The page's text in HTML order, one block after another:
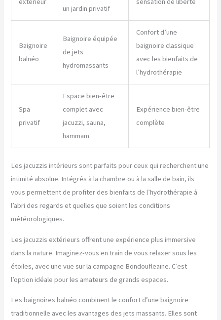
un jardin privatif
Baignoire
balnéo
Baignoire équipée
de jets
hydromassants
Confort d’une
baignoire classique
avec les bienfaits de
l’hydrothérapie
Spa
privatif
Espace bien-être
complet avec
jacuzzi, sauna,
hammam
Expérience bien-être
complète
Les jacuzzis intérieurs sont parfaits pour ceux qui recherchent une
intimité absolue. Intégrés à la chambre ou à la salle de bain, ils
vous permettent de profiter des bienfaits de l’hydrothérapie à
l’abri des regards et quelles que soient les conditions
météorologiques.
Les jacuzzis extérieurs offrent une expérience plus immersive
dans la nature. Imaginez-vous en train de vous relaxer sous les
étoiles, avec une vue sur la campagne Bondoufleaine. C’est
l’option idéale pour les amateurs de grands espaces.
Les baignoires balnéo combinent le confort d’une baignoire
traditionnelle avec les avantages des jets massants. Elles sont